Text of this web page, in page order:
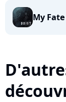
My Fate